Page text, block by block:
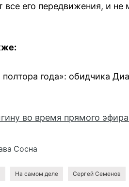
все его передвижения, и
полтора года»: обидчика
во время прямого
Сосна
На самом деле Сергей Семенов